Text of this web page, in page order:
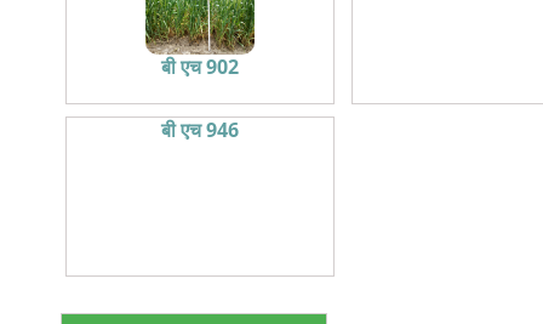
बी एच 902
बी एच 946